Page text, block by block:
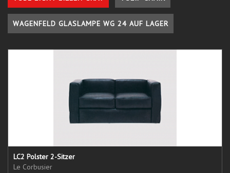
WAGENFELD GLASLAMPE WG 24 AUF LAGER
LC2 Polster 2-Sitzer
Le Corbusier